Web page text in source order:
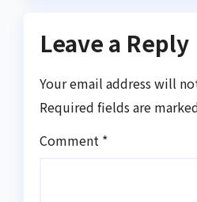
Leave a Reply
Your email address will
Required fields are
Comment *